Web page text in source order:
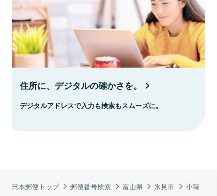
日本郵便トップ 郵便番号検索 富山県 氷見市 小窪
住所に、デジタルの確かさを。
デジタルアドレスで入力も検索もスムーズに。